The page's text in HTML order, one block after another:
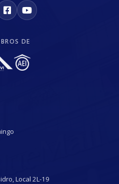
DE
Local 2L-19